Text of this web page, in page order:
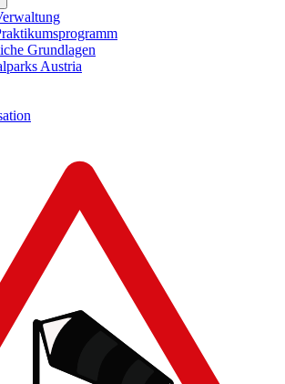
Grundlagen
Austria